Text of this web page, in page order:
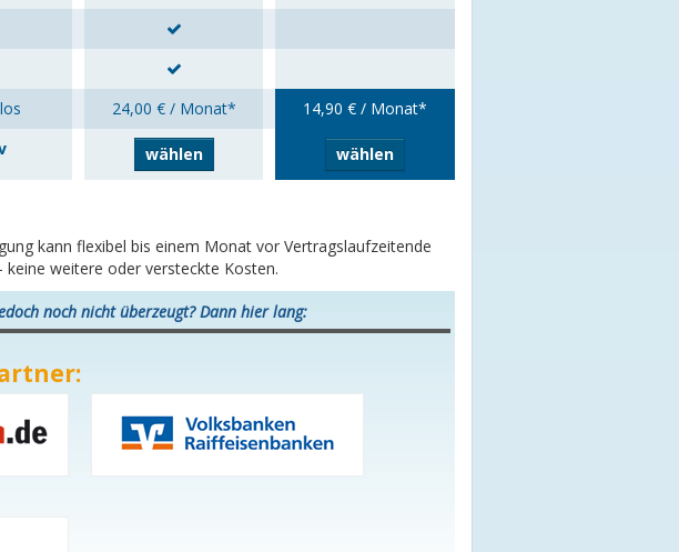
24,00 € / Monat*
14,90 € / Monat*
wählen wählen
kann flexibel bis einem Monat vor Vertragslaufzeitende
- keine weitere oder versteckte Kosten.
noch nicht überzeugt? Dann hier lang: